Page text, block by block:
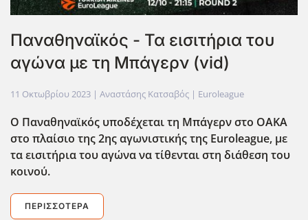
Παναθηναϊκός - Τα εισιτήρια του
αγώνα με τη Μπάγερν (vid)
11 Οκτωβρίου 2023 | Αναστάσης Κατσαβός | Euroleague
Ο Παναθηναϊκός υποδέχεται τη Μπάγερν στο ΟΑΚΑ
στο πλαίσιο της 2ης αγωνιστικής της Euroleague, με
τα εισιτήρια του αγώνα να τίθενται στη διάθεση του
κοινού.
ΠΕΡΙΣΣΌΤΕΡΑ